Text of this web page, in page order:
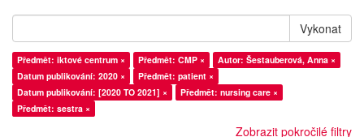
Vykonat
Předmět: iktové centrum × Předmět: CMP ×
Autor: Šestauberová, Anna ×
Datum publikování: 2020 ×
Předmět: patient ×
Datum publikování: [2020 TO 2021] ×
Předmět: nursing care ×
Předmět: sestra ×
Zobrazit pokročilé filtry